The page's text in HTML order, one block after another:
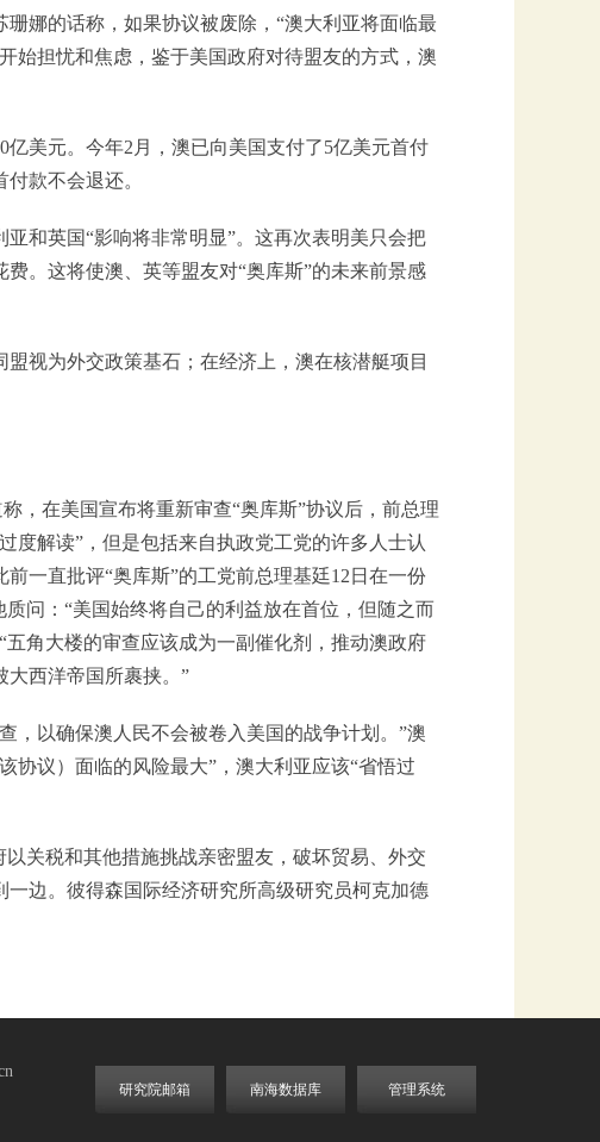
娜的话称，如果协议被废除，“澳大利亚将面临最
始担忧和焦虑，鉴于美国政府对待盟友的方式，澳
美元。今年2月，澳已向美国支付了5亿美元首付
款不会退还。
和英国“影响将非常明显”。这再次表明美只会把
。这将使澳、英等盟友对“奥库斯”的未来前景感
视为外交政策基石；在经济上，澳在核潜艇项目
，在美国宣布将重新审查“奥库斯”协议后，前总理
度解读”，但是包括来自执政党工党的许多人士认
一直批评“奥库斯”的工党前总理基廷12日在一份
问：“美国始终将自己的利益放在首位，但随之而
角大楼的审查应该成为一副催化剂，推动澳政府
大西洋帝国所裹挟。”
，以确保澳人民不会被卷入美国的战争计划。”澳
协议）面临的风险最大”，澳大利亚应该“省悟过
关税和其他措施挑战亲密盟友，破坏贸易、外交
边。彼得森国际经济研究所高级研究员柯克加德
研究院邮箱 南海数据库 管理系统